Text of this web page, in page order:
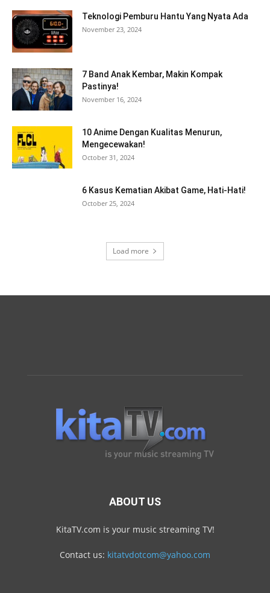
Teknologi Pemburu Hantu Yang Nyata Ada
November 23, 2024
7 Band Anak Kembar, Makin Kompak
Pastinya!
November 16, 2024
10 Anime Dengan Kualitas Menurun,
Mengecewakan!
October 31, 2024
6 Kasus Kematian Akibat Game, Hati-Hati!
October 25, 2024
Load more
ABOUT US
KitaTV.com is your music streaming TV!
Contact us: kitatvdotcom@yahoo.com